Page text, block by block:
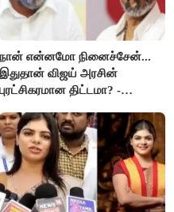
நான் என்னமோ நினைச்சேன்...
இதுதான் விஜய் அரசின்
புரட்சிகரமான திட்டமா? -